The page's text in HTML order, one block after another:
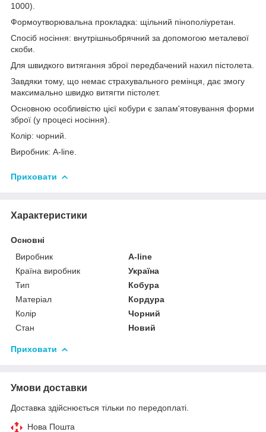
1000).
Формоутворювальна прокладка: щільний пінополіуретан.
Спосіб носіння: внутрішньобрячний за допомогою металевої
скоби.
Для швидкого витягання зброї передбачений нахил пістолета.
Завдяки тому, що немає страхувального ремінця, дає змогу
максимально швидко витягти пістолет.
Основною особливістю цієї кобури є запам'ятовування форми
зброї (у процесі носіння).
Колір: чорний.
Виробник: A-line.
Приховати
Характеристики
Основні
Виробник
A-line
Країна виробник
Україна
Тип
Кобура
Матеріал
Кордура
Колір
Чорний
Стан
Новий
Приховати
Умови доставки
Доставка здійснюється тільки по передоплаті.
Нова Пошта